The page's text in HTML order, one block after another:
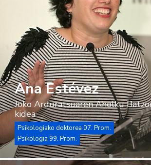
Ana Estévez
Joko Arduratsuaren Aholku
kidea
Psikologiako doktorea 07. Prom.
Psikologia 99. Prom.